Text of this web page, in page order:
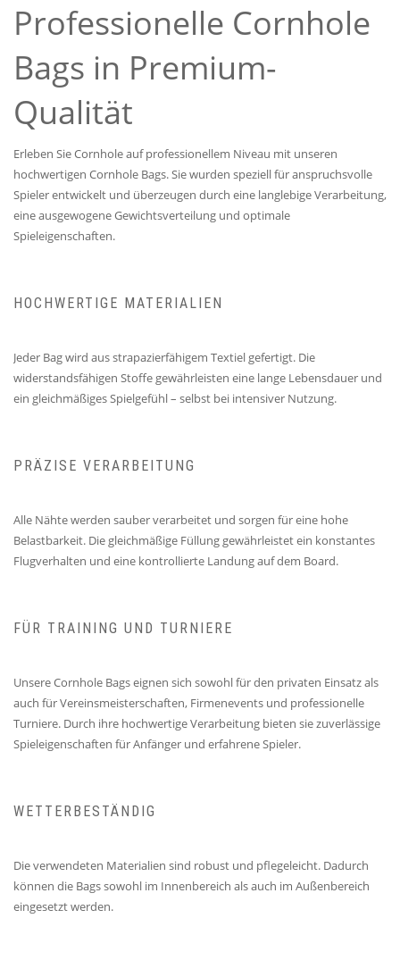
Professionelle Cornhole
Bags in Premium-
Qualität
Erleben Sie Cornhole auf professionellem Niveau mit unseren
hochwertigen Cornhole Bags. Sie wurden speziell für anspruchsvolle
Spieler entwickelt und überzeugen durch eine langlebige Verarbeitung,
eine ausgewogene Gewichtsverteilung und optimale
Spieleigenschaften.
HOCHWERTIGE MATERIALIEN
Jeder Bag wird aus strapazierfähigem Textiel gefertigt. Die
widerstandsfähigen Stoffe gewährleisten eine lange Lebensdauer und
ein gleichmäßiges Spielgefühl – selbst bei intensiver Nutzung.
PRÄZISE VERARBEITUNG
Alle Nähte werden sauber verarbeitet und sorgen für eine hohe
Belastbarkeit. Die gleichmäßige Füllung gewährleistet ein konstantes
Flugverhalten und eine kontrollierte Landung auf dem Board.
FÜR TRAINING UND TURNIERE
Unsere Cornhole Bags eignen sich sowohl für den privaten Einsatz als
auch für Vereinsmeisterschaften, Firmenevents und professionelle
Turniere. Durch ihre hochwertige Verarbeitung bieten sie zuverlässige
Spieleigenschaften für Anfänger und erfahrene Spieler.
WETTERBESTÄNDIG
Die verwendeten Materialien sind robust und pflegeleicht. Dadurch
können die Bags sowohl im Innenbereich als auch im Außenbereich
eingesetzt werden.